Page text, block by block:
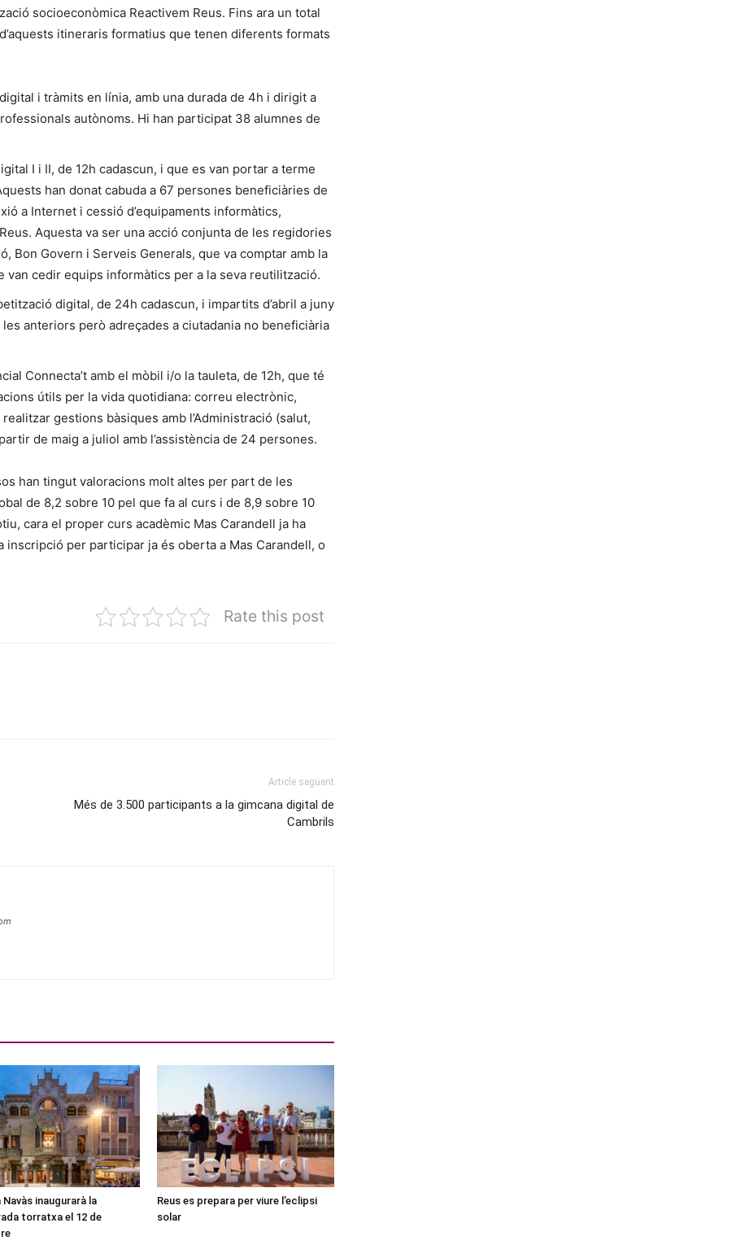
socioeconòmica Reactivem Reus. Fins ara un total
itineraris formatius que tenen diferents formats
i tràmits en línia, amb una durada de 4h i dirigit a
autònoms. Hi han participat 38 alumnes de
I i II, de 12h cadascun, i que es van portar a terme
han donat cabuda a 67 persones beneficiàries de
a Internet i cessió d’equipaments informàtics,
Aquesta va ser una acció conjunta de les regidories
Bon Govern i Serveis Generals, que va comptar amb la
van cedir equips informàtics per a la seva reutilització.
digital, de 24h cadascun, i impartits d’abril a juny
anteriors però adreçades a ciutadania no beneficiària
Connecta’t amb el mòbil i/o la tauleta, de 12h, que té
útils per la vida quotidiana: correu electrònic,
gestions bàsiques amb l’Administració (salut,
de maig a juliol amb l’assistència de 24 persones.
han tingut valoracions molt altes per part de les
de 8,2 sobre 10 pel que fa al curs i de 8,9 sobre 10
cara el proper curs acadèmic Mas Carandell ja ha
per participar ja és oberta a Mas Carandell, o
Rate this post
Article següent
Més de 3.500 participants a la gimcana digital de
Cambrils
Navàs inaugurarà la
torratxa el 12 de
Reus es prepara per viure l’eclipsi
solar